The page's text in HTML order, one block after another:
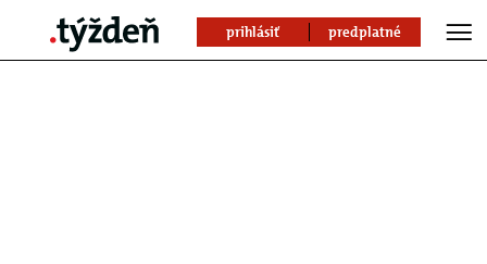
prihlásiť predplatné